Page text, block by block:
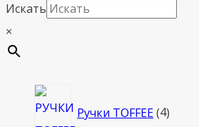
Искать
×
Ручки TOFFEE 4товара